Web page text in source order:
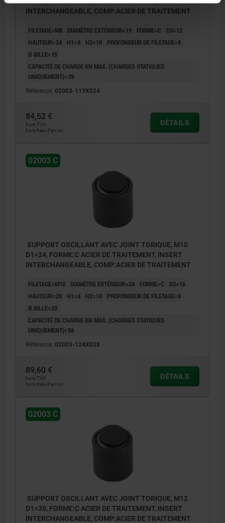
INTERCHANGEABLE, COMP:ACIER DE TRAITEMENT
FILETAGE=M8 DIAMÈTRE EXTÉRIEUR=19 FORME=C
D3=12
HAUTEUR=24
H1=4 H2=10
PROFONDEUR DE FILETAGE=8
Ø BILLE=15
CAPACITÉ DE CHARGE KN MAX. (CHARGES STATIQUES
UNIQUEMENT)=39
Référence: 02003-119X024
84,52 €
hors TVA
hors frais d’envoi
DÉTAILS
02003 C
SUPPORT OSCILLANT AVEC JOINT TORIQUE, M10
D1=24, FORME:C ACIER DE TRAITEMENT, INSERT
INTERCHANGEABLE, COMP:ACIER DE TRAITEMENT
FILETAGE=M10 DIAMÈTRE EXTÉRIEUR=24 FORME=C
D3=16
HAUTEUR=28
H1=4 H2=10
PROFONDEUR DE FILETAGE=8
Ø BILLE=20
CAPACITÉ DE CHARGE KN MAX. (CHARGES STATIQUES
UNIQUEMENT)=58
Référence: 02003-124X028
89,60 €
hors TVA
hors frais d’envoi
DÉTAILS
02003 C
SUPPORT OSCILLANT AVEC JOINT TORIQUE, M12
D1=30, FORME:C ACIER DE TRAITEMENT, INSERT
INTERCHANGEABLE, COMP:ACIER DE TRAITEMENT